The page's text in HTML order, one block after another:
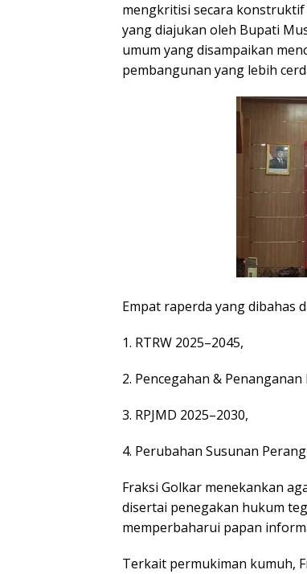
mengkritisi secara konstruktif
yang diajukan oleh Bupati
umum yang disampaikan
pembangunan yang lebih
Empat raperda yang dibahas
1. RTRW 2025–2045,
2. Pencegahan &
3. RPJMD 2025–2030,
4. Perubahan Susunan
Fraksi Golkar menekankan
disertai penegakan hukum
memperbaharui papan
Terkait permukiman kumuh,